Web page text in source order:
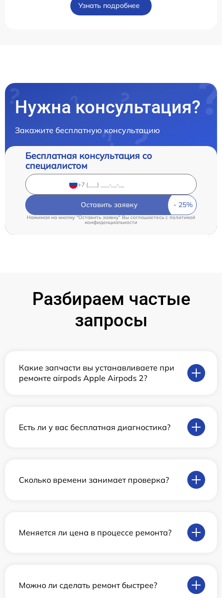
Узнать подробнее
Нужна консультация?
Закажите бесплатную консультацию
Бесплатная консультация со
специалистом
Оставить заявку
Нажимая на кнопку "Оставить заявку" Вы соглашаетесь c политикой
конфиденциальности
Разбираем частые
запросы
Какие запчасти вы устанавливаете при
ремонте airpods Apple Airpods 2?
Есть ли у вас бесплатная диагностика?
Сколько времени занимает проверка?
Меняется ли цена в процессе ремонта?
Можно ли сделать ремонт быстрее?